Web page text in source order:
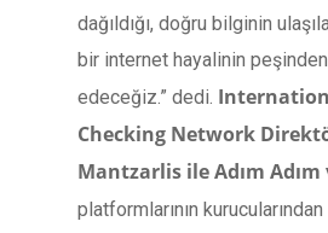
dağıldığı, doğru bilginin
bir internet hayalinin
edeceğiz.” dedi.
Checking Network
Mantzarlis ile Adım Adım
platformlarının kurucularından